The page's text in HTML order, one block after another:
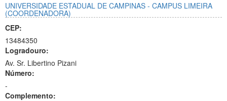
UNIVERSIDADE ESTADUAL DE CAMPINAS - CAMPUS LIMEIRA
(COORDENADORA)
CEP:
13484350
Logradouro:
Av. Sr. Libertino Pizani
Número:
-
Complemento: